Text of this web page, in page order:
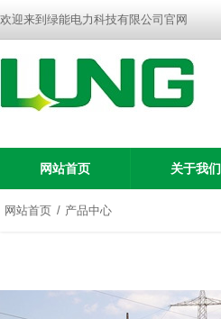
欢迎来到绿能电力科技有限公司官网
网站首页 关于我们
网站首页 产品中心